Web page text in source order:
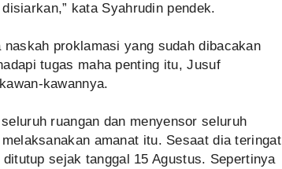
kata Syahrudin pendek.
proklamasi yang sudah dibacakan
tugas maha penting itu, Jusuf
kawannya.
ruangan dan menyensor seluruh
amanat itu. Sesaat dia teringat
sejak tanggal 15 Agustus. Sepertinya